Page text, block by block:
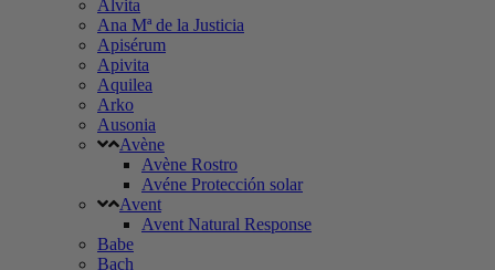
Alvita
Ana Mª de la Justicia
Apisérum
Apivita
Aquilea
Arko
Ausonia
Avène
Avène Rostro
Avéne Protección solar
Avent
Avent Natural Response
Babe
Bach